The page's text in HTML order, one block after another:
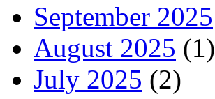
September 2025
August 2025 (1)
July 2025 (2)